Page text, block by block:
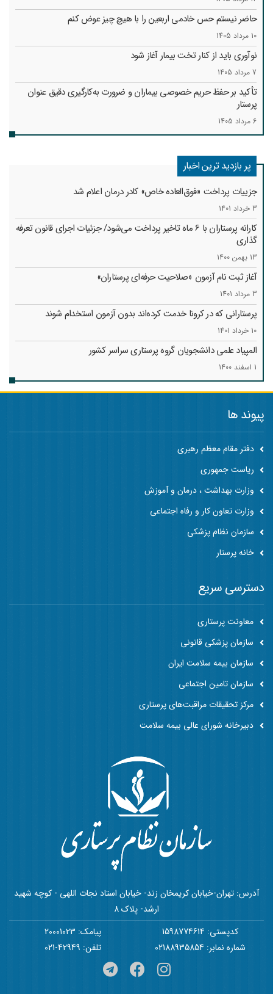
حاضر نیستم حس خادمی اربعین را با هیچ چیز عوض کنم
10 مرداد 1405
نوآوری باید از کنار تخت بیمار آغاز شود
7 مرداد 1405
تأکید بر حفظ حریم خصوصی بیماران و ضرورت به‌کارگیری دقیق عنوان
پرستار
6 مرداد 1405
پر بازدید ترین اخبار
جزییات پرداخت «فوق‌العاده خاص» کادر درمان اعلام شد
3 خرداد 1401
کارانه‌ پرستاران با 6 ماه تاخیر پرداخت می‌شود/ جزئیات اجرای قانون تعرفه
گذاری
13 بهمن 1400
آغاز ثبت نام آزمون «صلاحیت حرفه‌ای پرستاران»
3 مرداد 1401
پرستارانی که در کرونا خدمت کرد‌ه‌اند بدون آزمون استخدام شوند
10 خرداد 1401
المپیاد علمی دانشجویان گروه پرستاری سراسر کشور
1 اسفند 1400
پیوند ها
دفتر مقام معظم رهبری
ریاست جمهوری
وزارت بهداشت ، درمان و آموزش
وزارت تعاون کار و رفاه اجتماعی
سازمان نظام پزشکی
خانه پرستار
آدرس: تهران-خیابان کریمخان زند- خیابان استاد نجات اللهی - کوچه شهید
ارشد- پلاک 8
کدپستی: 1598774614
پیامک: 20001023
شماره نمابر: 02188935854
تلفن: 42949-021
دسترسی سریع
معاونت پرستاری
سازمان پزشکی قانونی
سازمان بیمه سلامت ایران
سازمان تامین اجتماعی
مرکز تحقیقات مراقبت‌های پرستاری
دبیرخانه شورای عالی بیمه سلامت